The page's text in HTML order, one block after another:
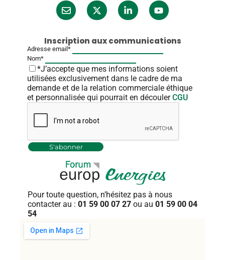
Inscription aux communications
Adresse email*
Nom*
*J’accepte que mes informations soient
utilisées exclusivement dans le cadre de ma
demande et de la relation commerciale éthique
et personnalisée qui pourrait en découlerCGU
Pour toute question, n’hésitez pas à nous
contacter au : 01 59 00 07 27 ou au 01 59 00 04
54